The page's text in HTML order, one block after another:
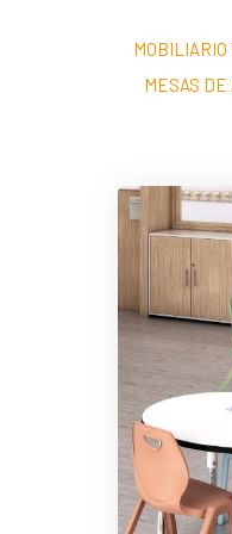
MOBILIARIO
MESAS